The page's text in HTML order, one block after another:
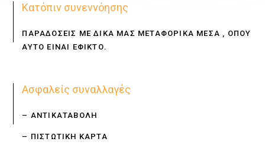
Κατόπιν συνεννόησης
ΠΑΡΑΔΟΣΕΙΣ ΜΕ ΔΙΚΑ ΜΑΣ ΜΕΤΑΦΟΡΙΚΑ ΜΕΣΑ , ΟΠΟΥ
ΑΥΤΟ ΕΙΝΑΙ ΕΦΙΚΤΟ.
Ασφαλείς συναλλαγές
– ΑΝΤΙΚΑΤΑΒΟΛΗ
– ΠΙΣΤΩΤΙΚΗ ΚΑΡΤΑ